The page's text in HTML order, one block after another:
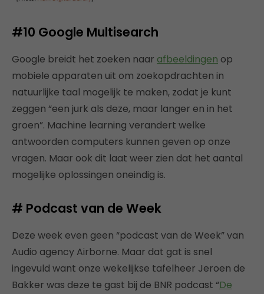
#10 Google Multisearch
Google breidt het zoeken naar afbeeldingen op
mobiele apparaten uit om zoekopdrachten in
natuurlijke taal mogelijk te maken, zodat je kunt
zeggen “een jurk als deze, maar langer en in het
groen”. Machine learning verandert welke
antwoorden computers kunnen geven op onze
vragen. Maar ook dit laat weer zien dat het aantal
mogelijke oplossingen oneindig is.
# Podcast van de Week
Deze week even geen “podcast van de Week” van
Audio agency Airborne. Maar dat gat is snel
ingevuld want onze wekelijkse tafelheer Jeroen de
Bakker was deze te gast bij de BNR podcast “De